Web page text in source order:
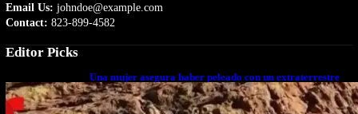
Email Us: johndoe@example.com
Contact: 823-899-4582
Editor Picks
Una mujer asegura haber peleado con un extraterrestre
cuerpo a cuerpo